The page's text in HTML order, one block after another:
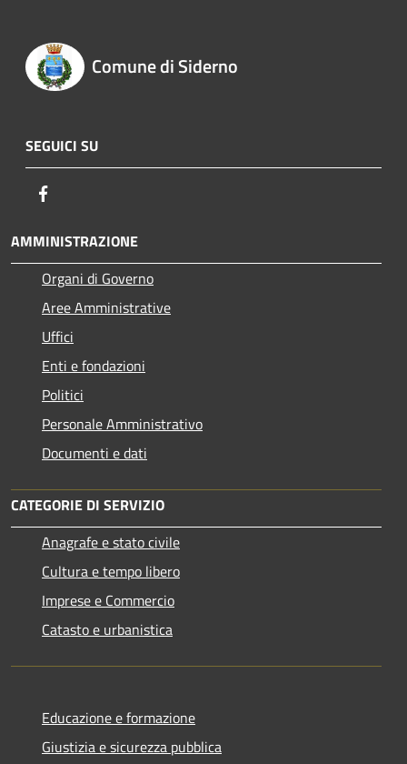
Comune di Siderno
SEGUICI SU
AMMINISTRAZIONE
Organi di Governo
Aree Amministrative
Uffici
Enti e fondazioni
Politici
Personale Amministrativo
Documenti e dati
CATEGORIE DI SERVIZIO
Anagrafe e stato civile
Cultura e tempo libero
Imprese e Commercio
Catasto e urbanistica
Educazione e formazione
Giustizia e sicurezza pubblica